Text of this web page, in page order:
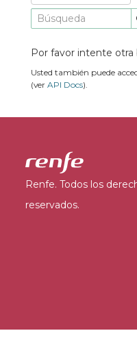
Por favor intente otra
Usted también puede
(ver API Docs).
Renfe. Todos los
reservados.